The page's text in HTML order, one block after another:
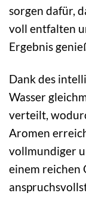
sorgen dafür,
voll entfalten
Ergebnis
Dank des
Wasser
verteilt,
Aromen
vollmundiger
einem reichen